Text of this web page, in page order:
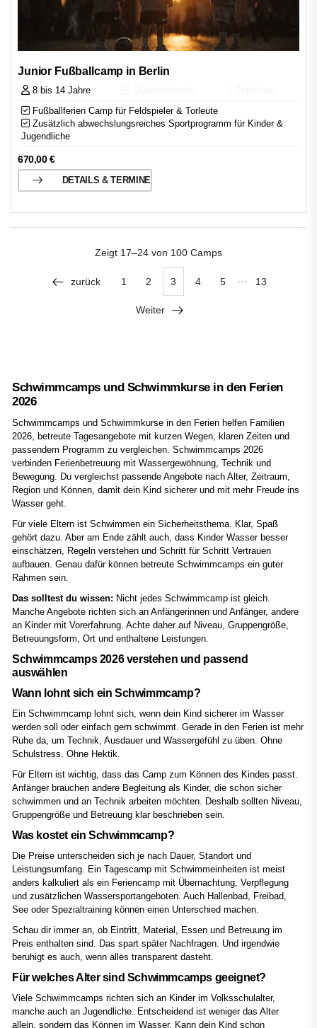
Junior Fußballcamp in Berlin
8 bis 14 Jahre
Fußballferien Camp für Feldspieler & Torleute
Zusätzlich abwechslungsreiches Sportprogramm für Kinder &
Jugendliche
670,00€
DETAILS & TERMINE
Zeigt 17–24 von 100 Camps
zurück 1 2 3 4 5 13
Weiter
Schwimmcamps und Schwimmkurse in den Ferien
2026
Schwimmcamps und Schwimmkurse in den Ferien helfen Familien
2026, betreute Tagesangebote mit kurzen Wegen, klaren Zeiten und
passendem Programm zu vergleichen. Schwimmcamps 2026
verbinden Ferienbetreuung mit Wassergewöhnung, Technik und
Bewegung. Du vergleichst passende Angebote nach Alter, Zeitraum,
Region und Können, damit dein Kind sicherer und mit mehr Freude ins
Wasser geht.
Für viele Eltern ist Schwimmen ein Sicherheitsthema. Klar, Spaß
gehört dazu. Aber am Ende zählt auch, dass Kinder Wasser besser
einschätzen, Regeln verstehen und Schritt für Schritt Vertrauen
aufbauen. Genau dafür können betreute Schwimmcamps ein guter
Rahmen sein.
Das solltest du wissen: Nicht jedes Schwimmcamp ist gleich.
Manche Angebote richten sich an Anfängerinnen und Anfänger, andere
an Kinder mit Vorerfahrung. Achte daher auf Niveau, Gruppengröße,
Betreuungsform, Ort und enthaltene Leistungen.
Schwimmcamps 2026 verstehen und passend
auswählen
Wann lohnt sich ein Schwimmcamp?
Ein Schwimmcamp lohnt sich, wenn dein Kind sicherer im Wasser
werden soll oder einfach gern schwimmt. Gerade in den Ferien ist mehr
Ruhe da, um Technik, Ausdauer und Wassergefühl zu üben. Ohne
Schulstress. Ohne Hektik.
Für Eltern ist wichtig, dass das Camp zum Können des Kindes passt.
Anfänger brauchen andere Begleitung als Kinder, die schon sicher
schwimmen und an Technik arbeiten möchten. Deshalb sollten Niveau,
Gruppengröße und Betreuung klar beschrieben sein.
Was kostet ein Schwimmcamp?
Die Preise unterscheiden sich je nach Dauer, Standort und
Leistungsumfang. Ein Tagescamp mit Schwimmeinheiten ist meist
anders kalkuliert als ein Feriencamp mit Übernachtung, Verpflegung
und zusätzlichen Wassersportangeboten. Auch Hallenbad, Freibad,
See oder Spezialtraining können einen Unterschied machen.
Schau dir immer an, ob Eintritt, Material, Essen und Betreuung im
Preis enthalten sind. Das spart später Nachfragen. Und irgendwie
beruhigt es auch, wenn alles transparent dasteht.
Für welches Alter sind Schwimmcamps geeignet?
Viele Schwimmcamps richten sich an Kinder im Volksschulalter,
manche auch an Jugendliche. Entscheidend ist weniger das Alter
allein, sondern das Können im Wasser. Kann dein Kind schon